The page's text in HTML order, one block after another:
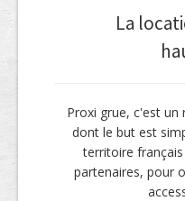
La
Proxi grue, c'est un
dont le but est
territoire
partenaires, pour